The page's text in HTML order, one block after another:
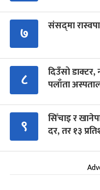
७ संसद्‍मा
८
दिउँसो
पलाँता
९
सिँचाइ र
दर, तर १३